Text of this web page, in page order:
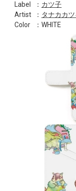
Label ： カツ子
Artist
： タナカカ
Color
：WHITE